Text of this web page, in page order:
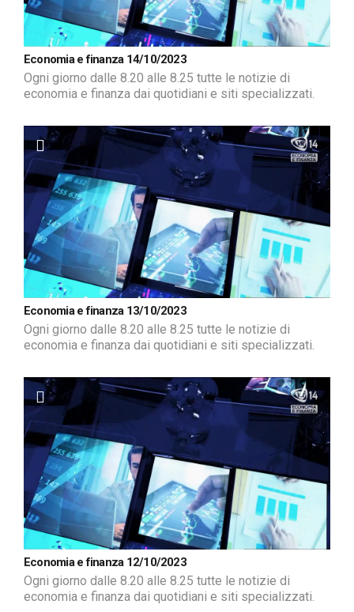
Economia e finanza 14/10/2023
Ogni giorno dalle 8.20 alle 8.25 tutte le notizie di
economia e finanza dai quotidiani e siti specializzati.
Economia e finanza 13/10/2023
Ogni giorno dalle 8.20 alle 8.25 tutte le notizie di
economia e finanza dai quotidiani e siti specializzati.
Economia e finanza 12/10/2023
Ogni giorno dalle 8.20 alle 8.25 tutte le notizie di
economia e finanza dai quotidiani e siti specializzati.